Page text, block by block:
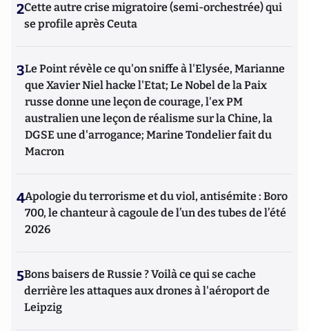
2Cette autre crise migratoire (semi-orchestrée) qui
se profile après Ceuta
3Le Point révèle ce qu'on sniffe à l'Elysée, Marianne
que Xavier Niel hacke l'Etat; Le Nobel de la Paix
russe donne une leçon de courage, l'ex PM
australien une leçon de réalisme sur la Chine, la
DGSE une d'arrogance; Marine Tondelier fait du
Macron
4Apologie du terrorisme et du viol, antisémite : Boro
700, le chanteur à cagoule de l’un des tubes de l’été
2026
5Bons baisers de Russie ? Voilà ce qui se cache
derrière les attaques aux drones à l'aéroport de
Leipzig